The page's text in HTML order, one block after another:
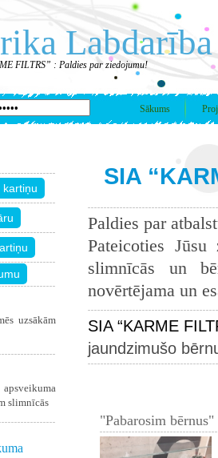
Labdarība
FILTRS” : Paldies par ziedojumu!
Sākums
uzsākām
slimnīcās
SIA
Paldies par
Pateicoties
slimnīcās un
novērtējama un
SIA “KARME
jaundzimušo
"Pabarosim